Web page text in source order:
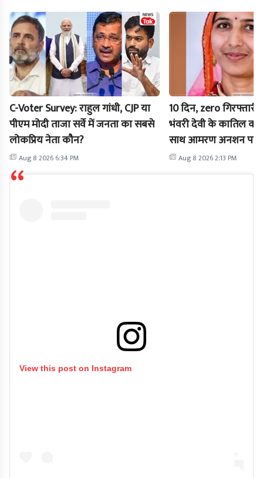
C-Voter Survey: राहुल गांधी, CJP या
पीएम मोदी ताजा सर्वे में जनता का सबसे
लोकप्रिय नेता कौन?
Aug 8 2026 6:34 PM
10 दिन, zero
भंवरी देवी के कातिल
साथ आमरण अनशन पर
विधायक
Aug 8 2026 2:13 PM
View this post on Instagram